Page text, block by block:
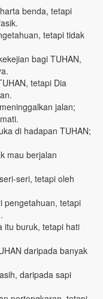
benda, tetapi
tetapi tidak
bagi TUHAN,
tetapi Dia
jalan;
di hadapan TUHAN;
mau berjalan
seri, tetapi oleh
pengetahuan, tetapi
itu buruk, tetapi hati
daripada banyak
daripada sapi